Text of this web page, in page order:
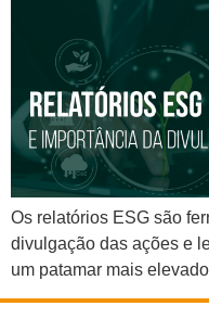
Os relatórios ESG são
divulgação das ações e
um patamar mais